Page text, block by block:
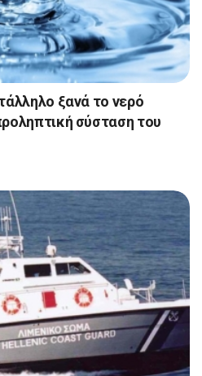
ξανά το νερό
σύσταση του